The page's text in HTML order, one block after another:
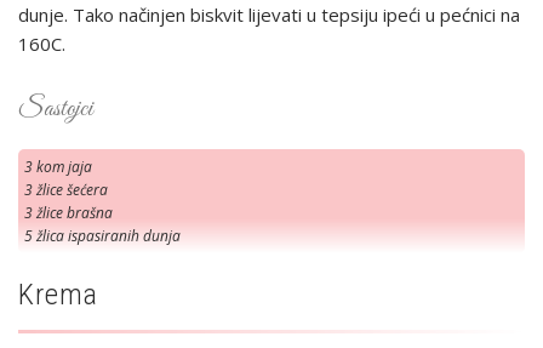
dunje. Tako načinjen biskvit lijevati u tepsiju ipeći u pećnici na
160C.
Sastojci
3 kom jaja
3 žlice šećera
3 žlice brašna
5 žlica ispasiranih dunja
Krema